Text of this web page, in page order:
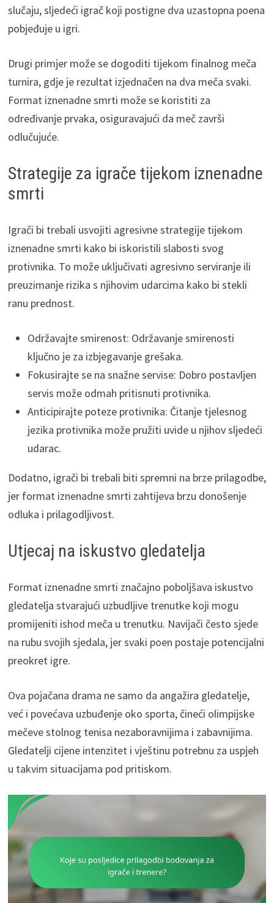
slučaju, sljedeći igrač koji postigne dva uzastopna poena
pobjeđuje u igri.
Drugi primjer može se dogoditi tijekom finalnog meča
turnira, gdje je rezultat izjednačen na dva meča svaki.
Format iznenadne smrti može se koristiti za
određivanje prvaka, osiguravajući da meč završi
odlučujuće.
Strategije za igrače tijekom iznenadne
smrti
Igrači bi trebali usvojiti agresivne strategije tijekom
iznenadne smrti kako bi iskoristili slabosti svog
protivnika. To može uključivati agresivno serviranje ili
preuzimanje rizika s njihovim udarcima kako bi stekli
ranu prednost.
Održavajte smirenost: Održavanje smirenosti
ključno je za izbjegavanje grešaka.
Fokusirajte se na snažne servise: Dobro postavljen
servis može odmah pritisnuti protivnika.
Anticipirajte poteze protivnika: Čitanje tjelesnog
jezika protivnika može pružiti uvide u njihov sljedeći
udarac.
Dodatno, igrači bi trebali biti spremni na brze prilagodbe,
jer format iznenadne smrti zahtijeva brzu donošenje
odluka i prilagodljivost.
Utjecaj na iskustvo gledatelja
Format iznenadne smrti značajno poboljšava iskustvo
gledatelja stvarajući uzbudljive trenutke koji mogu
promijeniti ishod meča u trenutku. Navijači često sjede
na rubu svojih sjedala, jer svaki poen postaje potencijalni
preokret igre.
Ova pojačana drama ne samo da angažira gledatelje,
već i povećava uzbuđenje oko sporta, čineći olimpijske
mečeve stolnog tenisa nezaboravnijima i zabavnijima.
Gledatelji cijene intenzitet i vještinu potrebnu za uspjeh
u takvim situacijama pod pritiskom.